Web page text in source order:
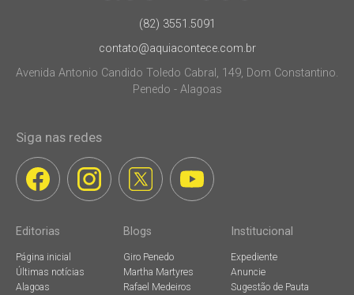
(82) 3551.5091
contato@aquiacontece.com.br
Avenida Antonio Candido Toledo Cabral, 149, Dom Constantino.
Penedo - Alagoas
Siga nas redes
Editorias
Página inicial
Últimas notícias
Alagoas
Blogs
Giro Penedo
Martha Martyres
Rafael Medeiros
Institucional
Expediente
Anuncie
Sugestão de Pauta